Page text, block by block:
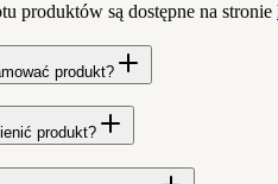
produktów są dostępne na stronie
produkt?
produkt?